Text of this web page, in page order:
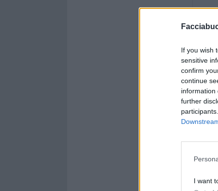
If you wish
sensitive
confirm
continue
information
further
I want